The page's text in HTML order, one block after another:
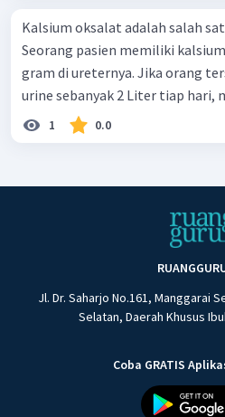
Kalsium oksalat adalah salah
Seorang pasien memiliki
gram di ureternya. Jika orang
urine sebanyak 2 Liter tiap hari,
1 0.0
Jl. Dr. Saharjo No.161, Manggarai
Selatan, Daerah Khusus
Coba GRATIS